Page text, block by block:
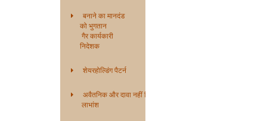
बनाने का मानदंड
को भुगतान
गैर कार्यकारी
निदेशक
शेयरहोल्डिंग पैटर्न
अवैतनिक और दावा नहीं किया गया
लाभांश